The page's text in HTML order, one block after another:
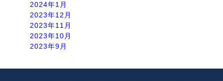
2024年1月
2023年12月
2023年11月
2023年10月
2023年9月